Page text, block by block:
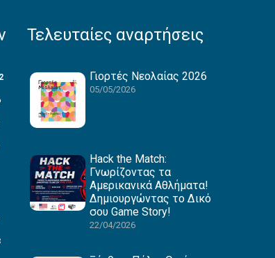
Τελευταίες αναρτήσεις
Γιορτές Νεολαίας 2026
05/05/2026
Hack the Match:
Γνωρίζοντας τα
Αμερικανικά Αθλήματα!
Δημιουργώντας το Δικό
σου Game Story!
22/04/2026